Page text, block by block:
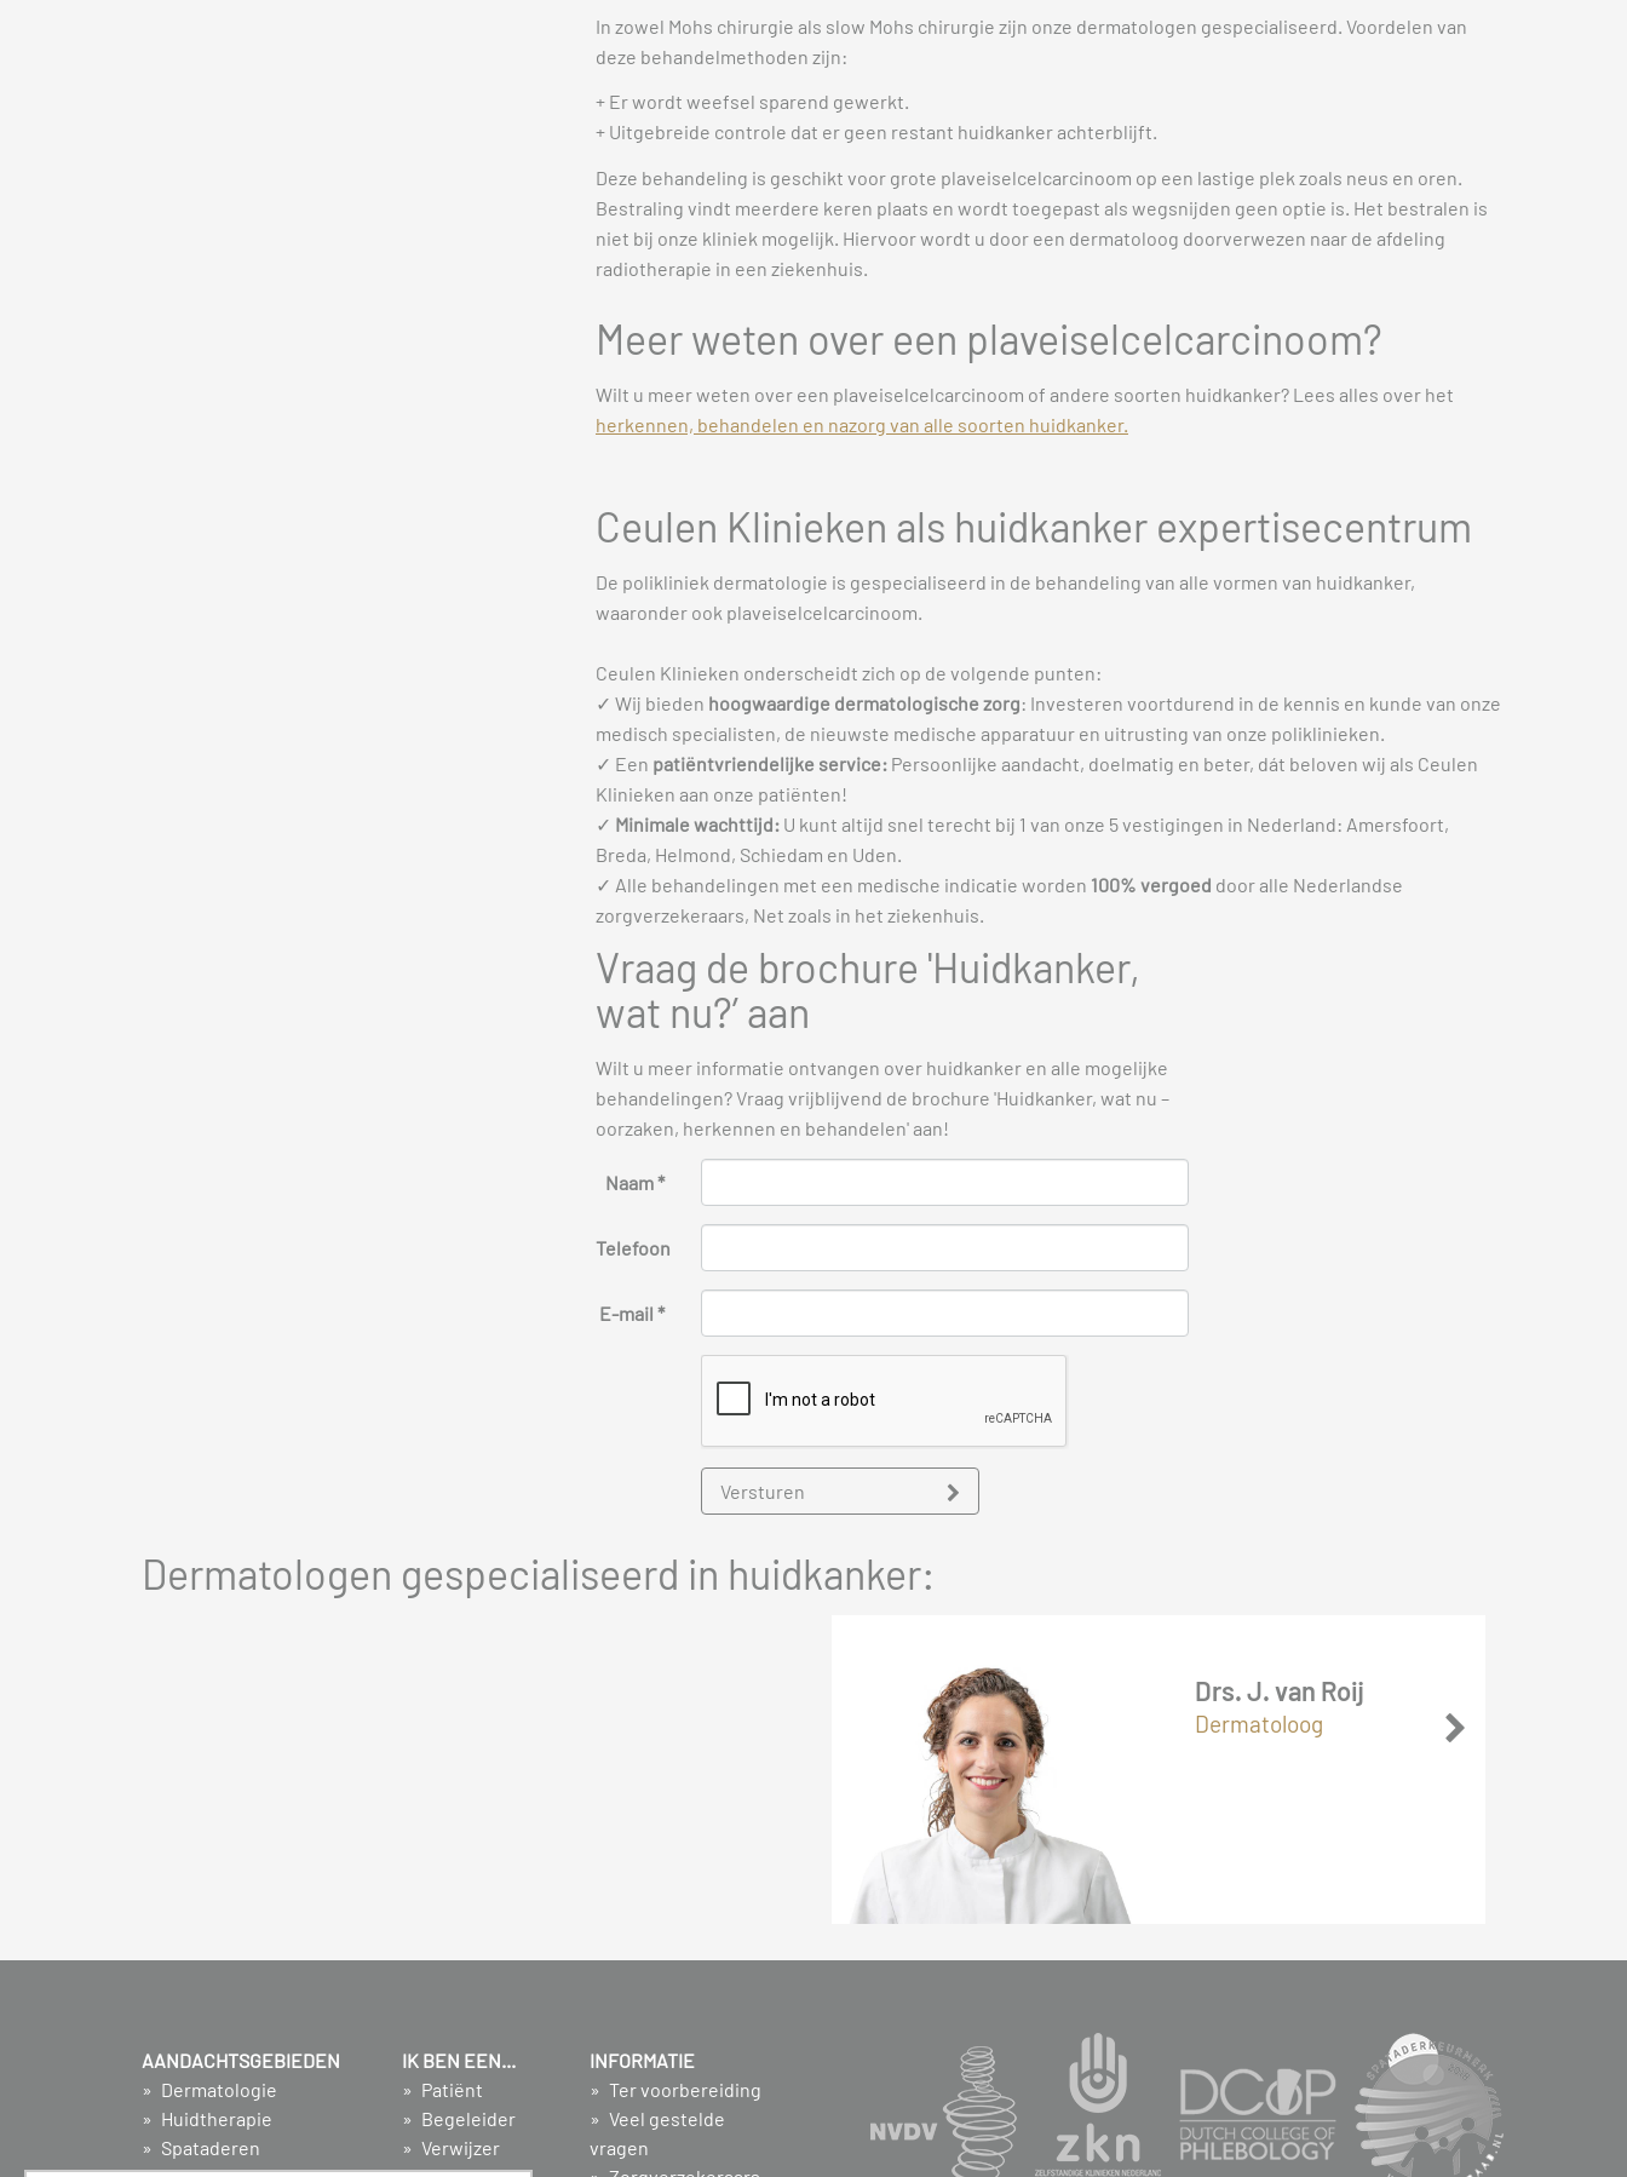
In zowel Mohs chirurgie als slow Mohs chirurgie zijn onze dermatologen gespecialiseerd. Voordelen van
deze behandelmethoden zijn:
+ Er wordt weefsel sparend gewerkt.
+ Uitgebreide controle dat er geen restant huidkanker achterblijft.
Deze behandeling is geschikt voor grote plaveiselcelcarcinoom op een lastige plek zoals neus en oren.
Bestraling vindt meerdere keren plaats en wordt toegepast als wegsnijden geen optie is. Het bestralen is
niet bij onze kliniek mogelijk. Hiervoor wordt u door een dermatoloog doorverwezen naar de afdeling
radiotherapie in een ziekenhuis.
Meer weten over een plaveiselcelcarcinoom?
Wilt u meer weten over een plaveiselcelcarcinoom of andere soorten huidkanker? Lees alles over het
herkennen, behandelen en nazorg van alle soorten huidkanker.
Ceulen Klinieken als huidkanker expertisecentrum
De polikliniek dermatologie is gespecialiseerd in de behandeling van alle vormen van huidkanker,
waaronder ook plaveiselcelcarcinoom.
Ceulen Klinieken onderscheidt zich op de volgende punten:
✓ Wij bieden hoogwaardige dermatologische zorg: Investeren voortdurend in de kennis en kunde van onze
medisch specialisten, de nieuwste medische apparatuur en uitrusting van onze poliklinieken.
✓ Een patiëntvriendelijke service:Persoonlijke aandacht, doelmatig en beter, dát beloven wij als Ceulen
Klinieken aan onze patiënten!
✓ Minimale wachttijd:U kunt altijd snel terecht bij 1 van onze 5 vestigingen in Nederland: Amersfoort,
Breda, Helmond, Schiedam en Uden.
✓ Alle behandelingen met een medische indicatie worden 100% vergoed door alle Nederlandse
zorgverzekeraars, Net zoals in het ziekenhuis.
Vraag de brochure 'Huidkanker,
wat nu?’ aan
Wilt u meer informatie ontvangen over huidkanker en alle mogelijke
behandelingen? Vraag vrijblijvend de brochure 'Huidkanker, wat nu –
oorzaken, herkennen en behandelen' aan!
Naam *
Telefoon
E-mail *
Versturen
Dermatologen gespecialiseerd in huidkanker:
Drs. J. van Roij
Dermatoloog
AANDACHTSGEBIEDEN
Dermatologie
Huidtherapie
Spataderen
IK BEN EEN...
Patiënt
Begeleider
Verwijzer
INFORMATIE
Ter voorbereiding
Veel gestelde
vragen